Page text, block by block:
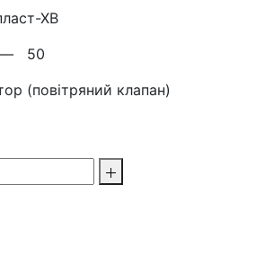
ХВ
— 50
(повітряний клапан)